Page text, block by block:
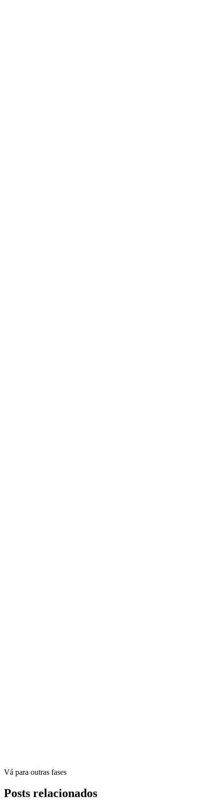
Vá para outras fases
Posts relacionados